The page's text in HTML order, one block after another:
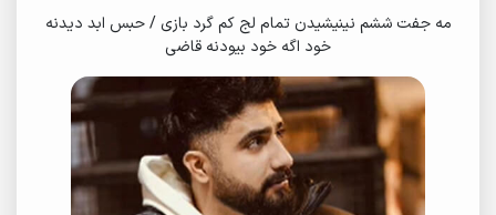
مه جفت ششم نینیشیدن تمام لج کم گرد بازی / حبس ابد دیدنه
خود اگه خود بیودنه قاضی